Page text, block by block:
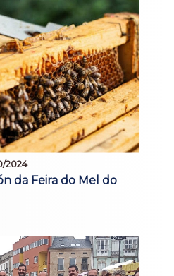
2024
da Feira do Mel do